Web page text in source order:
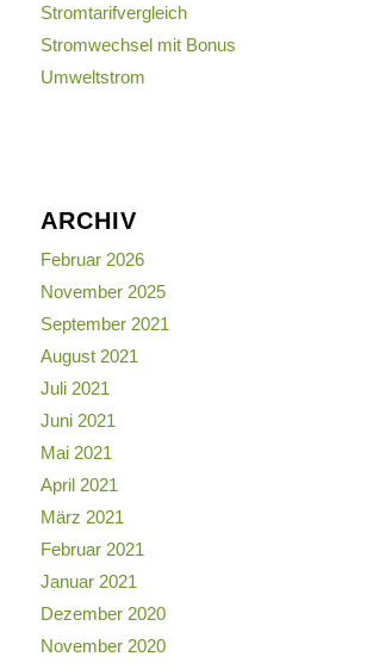
Stromtarifvergleich
Stromwechsel mit Bonus
Umweltstrom
ARCHIV
Februar 2026
November 2025
September 2021
August 2021
Juli 2021
Juni 2021
Mai 2021
April 2021
März 2021
Februar 2021
Januar 2021
Dezember 2020
November 2020